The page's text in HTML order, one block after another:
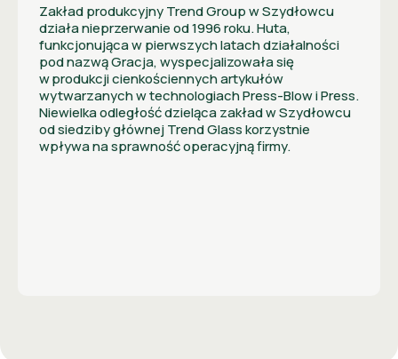
Zakład produkcyjny Trend Group w Szydłowcu
działa nieprzerwanie od 1996 roku. Huta,
funkcjonująca w pierwszych latach działalności
pod nazwą Gracja, wyspecjalizowała się
wprodukcji cienkościennych artykułów
wytwarzanych w technologiach Press-Blow i Press.
Niewielka odległość dzieląca zakład w Szydłowcu
od siedziby głównej Trend Glass korzystnie
wpływa na sprawność operacyjną firmy.